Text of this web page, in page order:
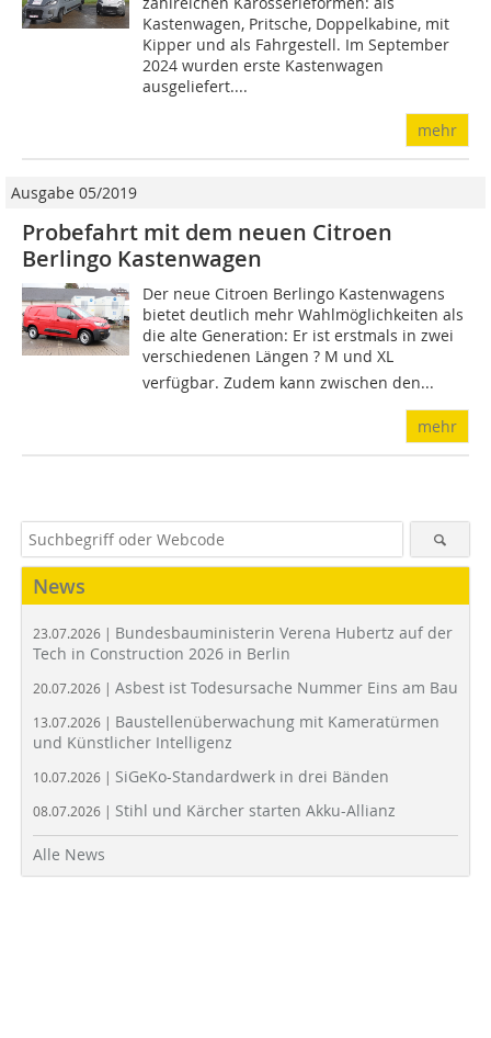
Kastenwagen, Pritsche, Doppelkabine, mit
Kipper und als Fahrgestell. Im September
2024 wurden erste Kastenwagen
ausgeliefert....
mehr
Ausgabe 05/2019
Probefahrt mit dem neuen Citroen
Berlingo Kastenwagen
Der neue Citroen Berlingo Kastenwagens
bietet deutlich mehr Wahlmöglichkeiten als
die alte Generation: Er ist erstmals in zwei
verschiedenen Längen ? M und XL 
verfügbar. Zudem kann zwischen den...
mehr
News
23.07.2026 | Bundesbauministerin Verena Hubertz auf der
Tech in Construction 2026 in Berlin
20.07.2026 | Asbest ist Todesursache Nummer Eins am Bau
13.07.2026 | Baustellenüberwachung mit Kameratürmen
und Künstlicher Intelligenz
10.07.2026 | SiGeKo-Standardwerk in drei Bänden
08.07.2026 | Stihl und Kärcher starten Akku-Allianz
Alle News